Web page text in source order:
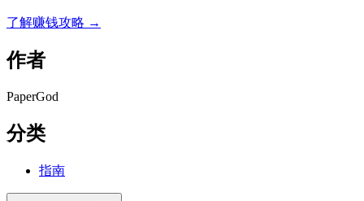
了解赚钱攻略 →
作者
PaperGod
分类
指南